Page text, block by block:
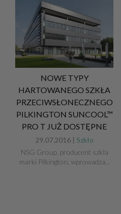
NOWE TYPY
HARTOWANEGO SZKŁA
PRZECIWSŁONECZNEGO
PILKINGTON SUNCOOL™
PRO T JUŻ DOSTĘPNE
29.07.2016 | Szkło
NSG Group, producent szkła
marki Pilkington, wprowadza...